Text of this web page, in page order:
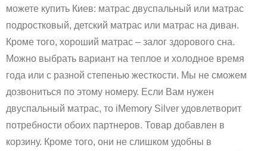
можете купить Киев: матрас двуспальный или матрас
подростковый, детский матрас или матрас на диван.
Кроме того, хороший матрас – залог здорового сна.
Можно выбрать вариант на теплое и холодное время
года или с разной степенью жесткости. Мы не сможем
дозвониться по этому номеру. Если Вам нужен
двуспальный матрас, то iMemory Silver удовлетворит
потребности обоих партнеров. Товар добавлен в
корзину. Кроме того, они не слишком удобны в